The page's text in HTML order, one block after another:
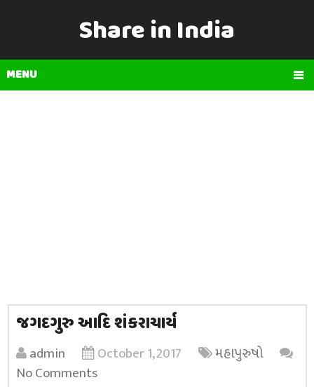
Share in India
MENU
જગદગુરુ આદિ શંકરાચાર્ય
admin October 1, 2017
મહાપુરુષો
No Comments